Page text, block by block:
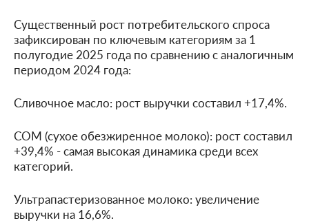
Существенный рост потребительского спроса
зафиксирован по ключевым категориям за 1
полугодие 2025 года по сравнению с аналогичным
периодом 2024 года:
Сливочное масло: рост выручки составил +17,4%.
СОМ (сухое обезжиренное молоко): рост составил
+39,4% - самая высокая динамика среди всех
категорий.
Ультрапастеризованное молоко: увеличение
выручки на 16,6%.